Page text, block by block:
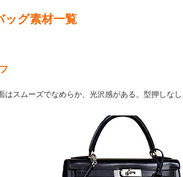
ッグ素材一覧
はスムーズでなめらか、光沢感がある。型押しなし